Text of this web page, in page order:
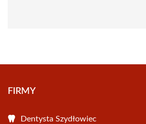
FIRMY
Dentysta Szydłowiec